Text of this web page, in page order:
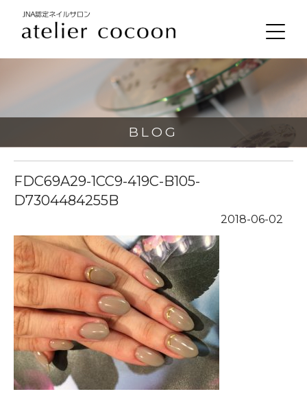
BLOG
FDC69A29-1CC9-419C-B105-
D7304484255B
2018-06-02